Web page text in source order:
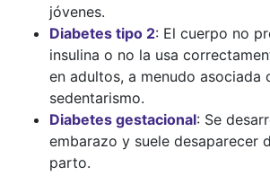
jóvenes.
Diabetes tipo 2: El cuerpo no
insulina o no la usa
en adultos, a menudo asociada
sedentarismo.
Diabetes gestacional: Se
embarazo y suele desaparecer
parto.